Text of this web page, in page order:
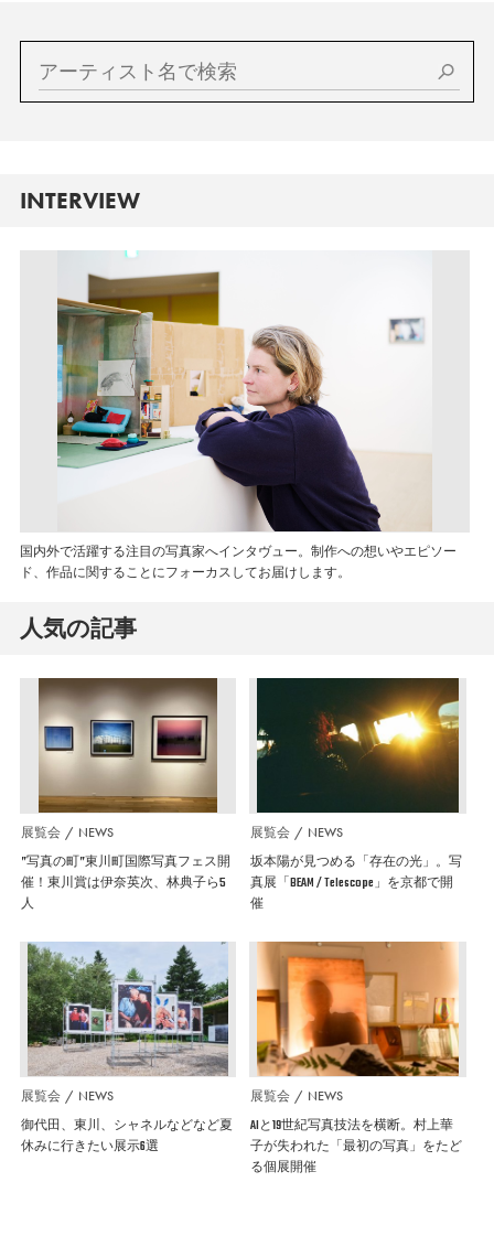
INTERVIEW
国内外で活躍する注目の写真家へインタヴュー。制作への想いやエピソー
ド、作品に関することにフォーカスしてお届けします。
人気の記事
展覧会 NEWS
”写真の町”東川町国際写真フェス開
催！東川賞は伊奈英次、林典子ら5
人
展覧会 NEWS
坂本陽が見つめる「存在の光」。写
真展「BEAM / Telescope」を京都で開
催
展覧会 NEWS
御代田、東川、シャネルなどなど夏
休みに行きたい展示6選
展覧会 NEWS
AIと19世紀写真技法を横断。村上華
子が失われた「最初の写真」をたど
る個展開催